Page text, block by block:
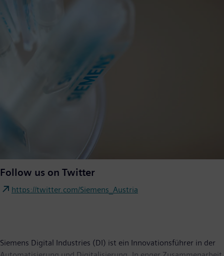
Follow us on Twitter
https://twitter.com/Siemens_Austria
Siemens Digital Industries (DI) ist ein Innovationsführer in der